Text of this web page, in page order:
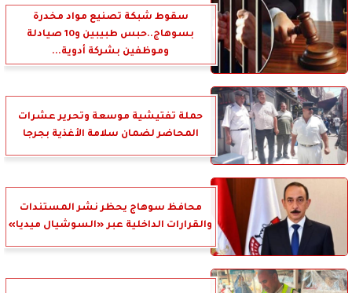
سقوط شبكة تصنيع مواد مخدرة
بسوهاج..حبس طبيبين و10 صيادلة
وموظفين بشركة أدوية...
حملة تفتيشية موسعة وتحرير عشرات
المحاضر لضمان سلامة الأغذية بجرجا
محافظ سوهاج يحظر نشر المستندات
والقرارات الداخلية عبر «السوشيال ميديا»